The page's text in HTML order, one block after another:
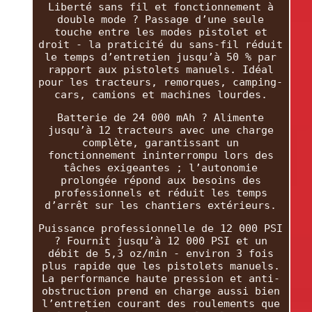
Liberté sans fil et fonctionnement à
double mode ? Passage d’une seule
touche entre les modes pistolet et
droit - la praticité du sans-fil réduit
le temps d’entretien jusqu’à 50 % par
rapport aux pistolets manuels. Idéal
pour les tracteurs, remorques, camping-
cars, camions et machines lourdes.
Batterie de 24 000 mAh ? Alimente
jusqu’à 12 tracteurs avec une charge
complète, garantissant un
fonctionnement ininterrompu lors des
tâches exigeantes ; l’autonomie
prolongée répond aux besoins des
professionnels et réduit les temps
d’arrêt sur les chantiers extérieurs.
Puissance professionnelle de 12 000 PSI
? Fournit jusqu’à 12 000 PSI et un
débit de 5,3 oz/min - environ 3 fois
plus rapide que les pistolets manuels.
La performance haute pression et anti-
obstruction prend en charge aussi bien
l’entretien courant des roulements que